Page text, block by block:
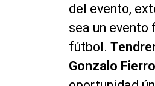
del evento,
sea un evento
fútbol.
Gonzalo